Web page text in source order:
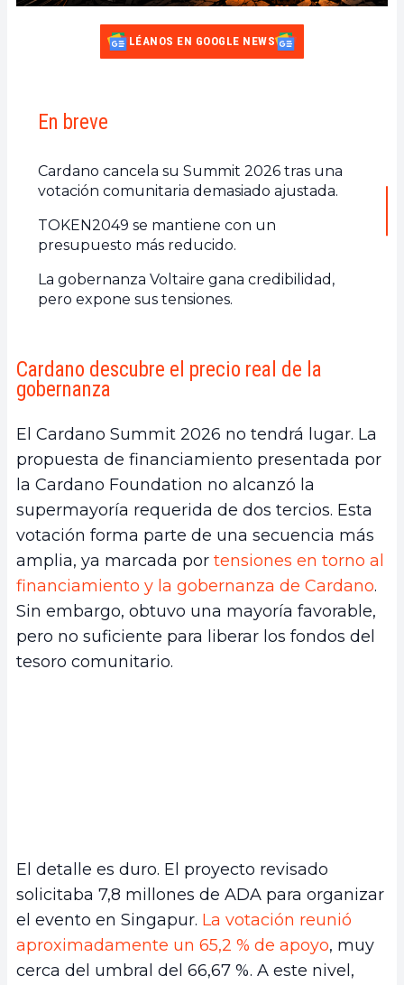
LÉANOS EN GOOGLE NEWS
En breve
Cardano cancela su Summit 2026 tras una
votación comunitaria demasiado ajustada.
TOKEN2049 se mantiene con un
presupuesto más reducido.
La gobernanza Voltaire gana credibilidad,
pero expone sus tensiones.
Cardano descubre el precio real de la
gobernanza
El Cardano Summit 2026 no tendrá lugar. La
propuesta de financiamiento presentada por
la Cardano Foundation no alcanzó la
supermayoría requerida de dos tercios. Esta
votación forma parte de una secuencia más
amplia, ya marcada por tensiones en torno al
financiamiento y la gobernanza de Cardano.
Sin embargo, obtuvo una mayoría favorable,
pero no suficiente para liberar los fondos del
tesoro comunitario.
El detalle es duro. El proyecto revisado
solicitaba 7,8 millones de ADA para organizar
el evento en Singapur. La votación reunió
aproximadamente un 65,2 % de apoyo, muy
cerca del umbral del 66,67 %. A este nivel,